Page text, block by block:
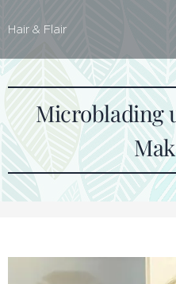
Hair & Flair
Microblading